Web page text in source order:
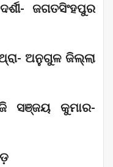
ଜଗତସିଂହପୁର
ଅନୁଗୁଳ ଜିଲ୍ଲା
ସଞ୍ଜୟ କୁମାର-